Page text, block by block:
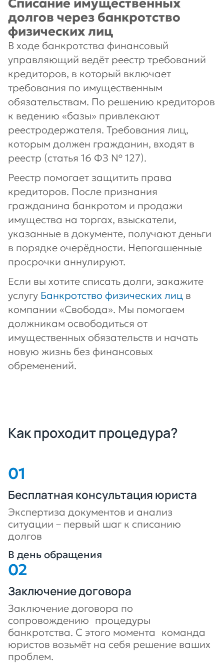
долгов через банкротство
физических лиц
В ходе банкротства финансовый
управляющий ведёт реестр требований
кредиторов, в который включает
требования по имущественным
обязательствам. По решению кредиторов
к ведению «базы» привлекают
реестродержателя. Требования лиц,
которым должен гражданин, входят в
реестр (статья 16 ФЗ № 127).
Реестр помогает защитить права
кредиторов. После признания
гражданина банкротом и продажи
имущества на торгах, взыскатели,
указанные в документе, получают деньги
в порядке очерёдности. Непогашенные
просрочки аннулируют.
Если вы хотите списать долги, закажите
услугу Банкротство физических лицв
компании «Свобода». Мы помогаем
должникам освободиться от
имущественных обязательств и начать
новую жизнь без финансовых
обременений.
Как проходит процедура?
Бесплатная консультация юриста
Экспертиза документов и анализ
ситуации – первый шаг к списанию
долгов
В день обращения
Заключение договора
Заключение договора по
сопровождению процедуры
банкротства. С этого момента команда
юристов возьмёт на себя решение ваших
проблем.